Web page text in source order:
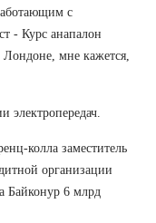
с
- Курс анапалон
мне кажется,
электропередач.
колла заместитель
организации
Байконур 6 млрд